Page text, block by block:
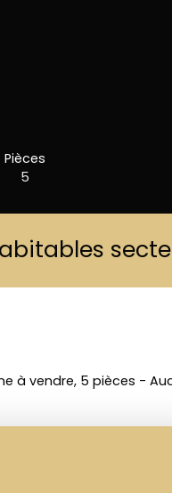
Pièces
5
à vendre, 5 pièces -